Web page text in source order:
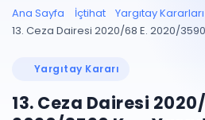
Entegrasyonu
UYAP ile otomatik
UYAP Evrak
Entegrasyonu
UETS Entegrasyonu
Blog
Ana Sayfa İçtihat
Yargıtay Kararları
13. Ceza Dairesi 2020/68 E. 2020/
Yargıtay Kararı
13. Ceza Dairesi